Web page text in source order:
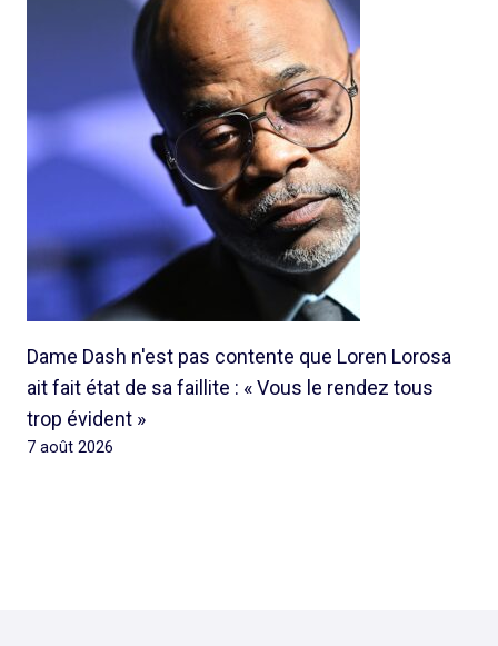
Dame Dash n'est pas contente que Loren Lorosa
ait fait état de sa faillite : « Vous le rendez tous
trop évident »
7 août 2026